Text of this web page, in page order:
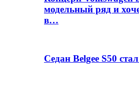
модельный ряд и
в…
Седан Belgee S50